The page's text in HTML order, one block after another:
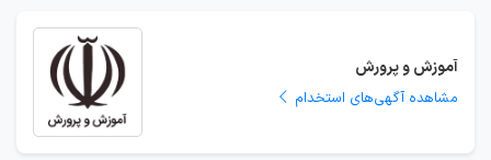
آموزش و پرورش
مشاهده آگهی‌های استخدام